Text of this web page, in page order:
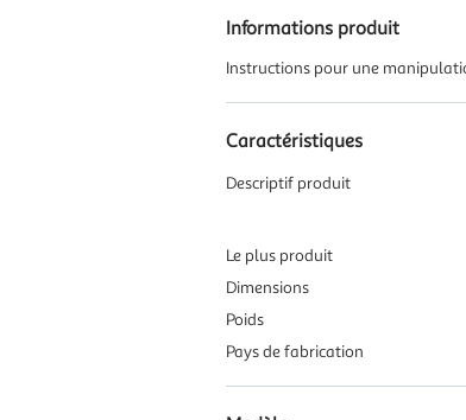
Informations produit
Instructions pour une
Caractéristiques
Descriptif produit
Le plus produit
Dimensions
Poids
Pays de fabrication